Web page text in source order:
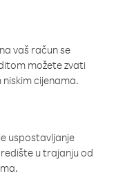
vaš račun se
možete zvati
cijenama.
uspostavljanje
u trajanju od